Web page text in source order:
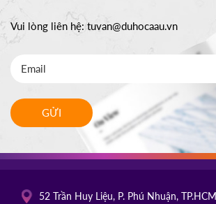
Vui lòng liên hệ:tuvan@duhocaau.vn
GỬI
52 Trần Huy Liệu, P. Phú Nhuận, TP.HCM